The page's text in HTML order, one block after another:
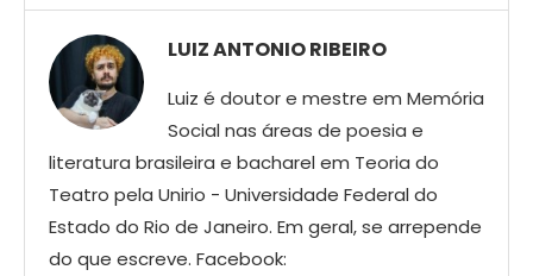
LUIZ ANTONIO RIBEIRO
Luiz é doutor e mestre em Memória
Social nas áreas de poesia e
literatura brasileira e bacharel em Teoria do
Teatro pela Unirio - Universidade Federal do
Estado do Rio de Janeiro. Em geral, se arrepende
do que escreve. Facebook: